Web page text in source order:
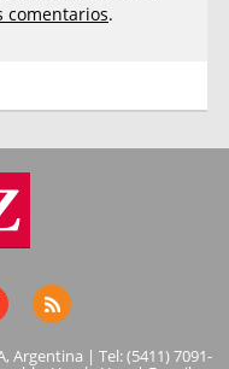
comentarios.
Argentina | Tel: (5411) 7091-